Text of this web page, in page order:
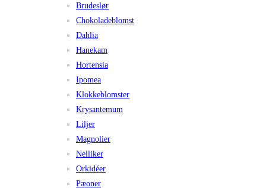
Brudeslør
Chokoladeblomst
Dahlia
Hanekam
Hortensia
Ipomea
Klokkeblomster
Krysantemum
Liljer
Magnolier
Nelliker
Orkidéer
Pæoner